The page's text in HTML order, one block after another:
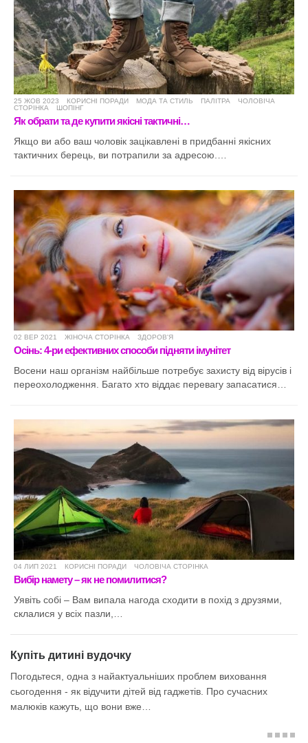
25 ЖОВ 2023 КОРИСНІ ПОРАДИ МОДА ТА СТИЛЬ ПАЛІТРА
ЧОЛОВІЧА
СТОРІНКА
ШОПІНГ
Як обрати та де купити якісні тактичні…
Якщо ви або ваш чоловік зацікавлені в придбанні якісних
тактичних берець, ви потрапили за адресою.…
02 ВЕР 2021 ЖІНОЧА СТОРІНКА ЗДОРОВ'Я
Осінь: 4-ри ефективних способи підняти імунітет
Восени наш організм найбільше потребує захисту від вірусів і
переохолодження. Багато хто віддає перевагу запасатися…
04 ЛИП 2021 КОРИСНІ ПОРАДИ ЧОЛОВІЧА СТОРІНКА
Вибір намету – як не помилитися?
Уявіть собі – Вам випала нагода сходити в похід з друзями,
склалися у всіх пазли,…
Купіть дитині вудочку
Погодьтеся, одна з найактуальніших проблем виховання
сьогодення - як відучити дітей від гаджетів. Про сучасних
малюків кажуть, що вони вже…